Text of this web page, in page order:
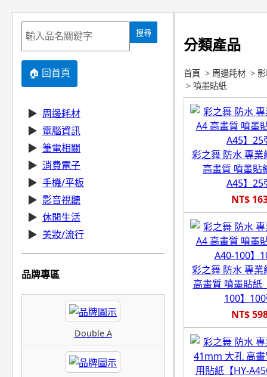
搜尋
🏠 回首頁
▶ 周邊耗材
▶ 電腦資訊
▶ 筆電相關
▶ 消費電子
▶ 手機/平板
▶ 影音視聽
▶ 休閒生活
▶ 美妝/流行
品牌專區
Double A
分類產品
首頁 > 周邊耗材 >
> 噴墨貼紙
彩之舞 防水 專業
高畫質 噴墨貼
A45】25
NT$
彩之舞 防水 專業
高畫質 噴墨貼紙
100】
NT$